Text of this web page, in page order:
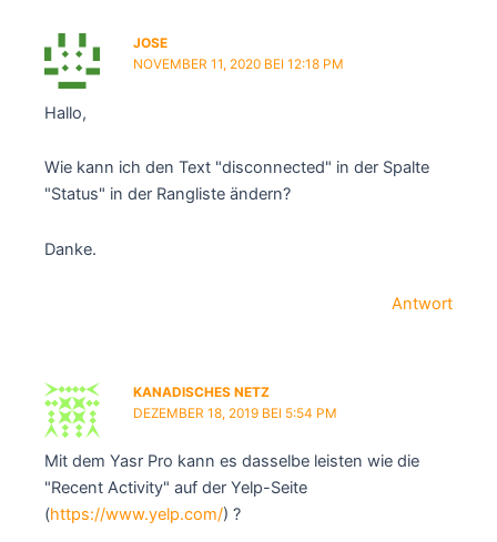
JOSE
NOVEMBER 11, 2020 BEI 12:18 PM
Hallo,
Wie kann ich den Text "disconnected" in der Spalte
"Status" in der Rangliste ändern?
Danke.
Antwort
KANADISCHES NETZ
DEZEMBER 18, 2019 BEI 5:54 PM
Mit dem Yasr Pro kann es dasselbe leisten wie die
"Recent Activity" auf der Yelp-Seite
(https://www.yelp.com/) ?